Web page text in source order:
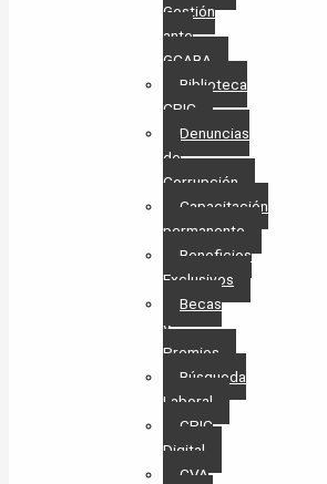
Gestión
ante
GCABA
Biblioteca
CPIC
Denuncias
de
Corrupción
Capacitación
permanente
Beneficios
Exclusivos
Becas
y
Premios
Búsqueda
Laboral​
CPIC
Digital
CVA